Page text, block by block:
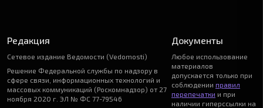
Редакция
Сетевое издание Ведомости (Vedomosti)
Решение Федеральной службы по надзору в
сфере связи, информационных технологий и
массовых коммуникаций (Роскомнадзор) от 27
ноября 2020 г. ЭЛ № ФС 77-79546
Документы
Любое использование
материалов
допускается только при
соблюдении правил
перепечатки и при
наличии гиперссылки на